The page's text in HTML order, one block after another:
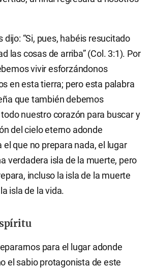
dijo: “Si, pues, habéis resucitado
las cosas de arriba” (Col. 3:1). Por
vivir esforzándonos
en esta tierra; pero esta palabra
que también debemos
nuestro corazón para buscar y
del cielo eterno adonde
el que no prepara nada, el lugar
verdadera isla de la muerte, pero
incluso la isla de la muerte
isla de la vida.
para el lugar adonde
el sabio protagonista de este